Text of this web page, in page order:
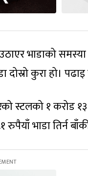
भाडाको
कुरा हो। पढाइ
स्टलको १ करोड
भाडा तिर्न